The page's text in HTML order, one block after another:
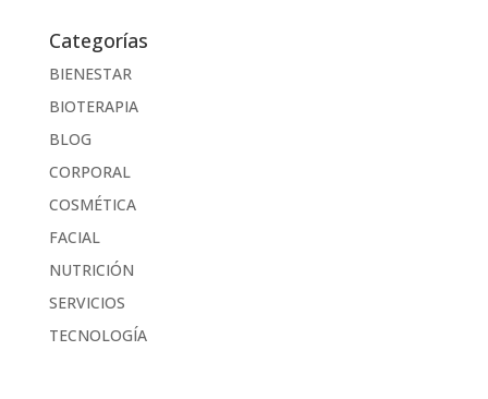
Categorías
BIENESTAR
BIOTERAPIA
BLOG
CORPORAL
COSMÉTICA
FACIAL
NUTRICIÓN
SERVICIOS
TECNOLOGÍA